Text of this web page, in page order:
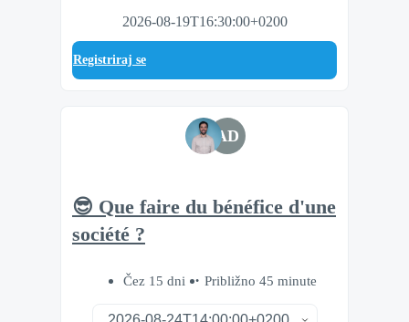
2026-08-19T16:30:00+0200
Registriraj se
AD
😎 Que faire du bénéfice d'une
société ?
Čez 15 dni Približno 45 minute